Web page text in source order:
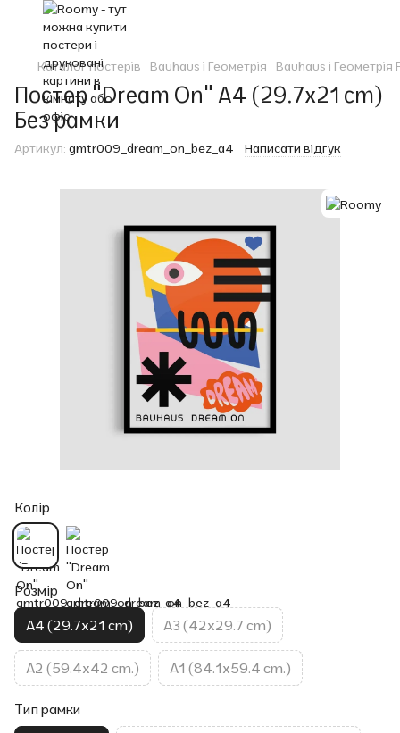
Каталог постерів Bauhaus і Геометрія Bauhaus і Геометрія
Постер "Dream On" A4 (29.7x21 cm)
Без рамки
Артикул: gmtr009_dream_on_bez_a4 Написати відгук
Колір
Розмір
A4 (29.7x21 cm) A3 (42x29.7 cm)
A2 (59.4x42 cm.) A1 (84.1x59.4 cm.)
Тип рамки